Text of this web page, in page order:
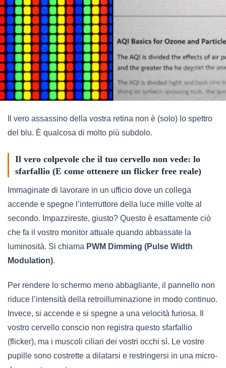
Il vero assassino della vostra retina non è (solo) lo spettro
del blu. È qualcosa di molto più subdolo.
Il vero colpevole che il tuo cervello non vede: lo
sfarfallio (E come ottenere un flicker free reale)
Immaginate di lavorare in un ufficio dove un collega
accende e spegne l’interruttore della luce mille volte al
secondo. Impazzireste, giusto? Questo è esattamente ciò
che fa il vostro monitor attuale quando abbassate la
luminosità. Si chiama PWM Dimming (Pulse Width
Modulation).
Per rendere lo schermo meno abbagliante, il pannello non
riduce l’intensità della retroilluminazione in modo continuo.
Invece, si accende e si spegne a una velocità furiosa. Il
vostro cervello conscio non registra questo sfarfallio
(flicker), ma i muscoli ciliari dei vostri occhi sì. Le vostre
pupille sono costrette a dilatarsi e restringersi in una micro-